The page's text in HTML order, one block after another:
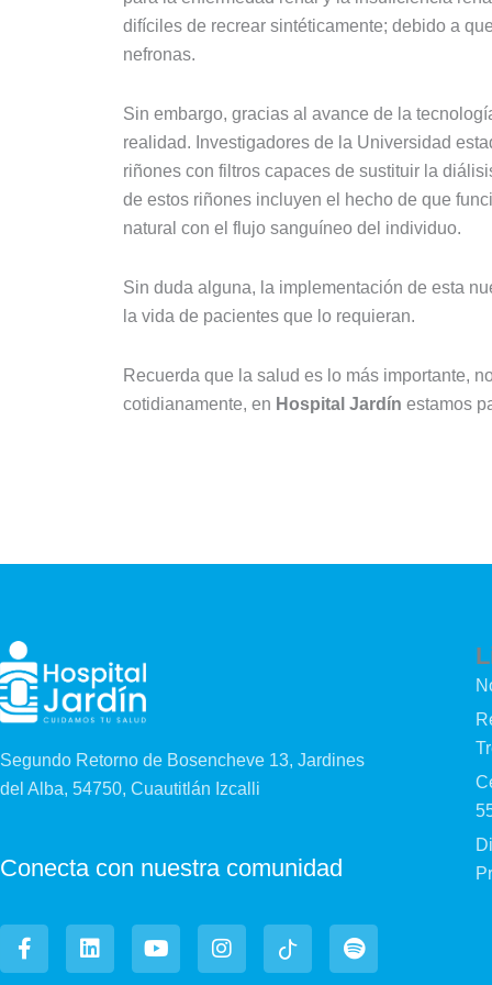
difíciles de recrear sintéticamente; debido a
nefronas.
Sin embargo, gracias al avance de la
realidad. Investigadores de la Universidad
riñones con filtros capaces de sustituir la
de estos riñones incluyen el hecho de que
natural con el flujo sanguíneo del individuo.
Sin duda alguna, la implementación de esta
la vida de pacientes que lo requieran.
Recuerda que la salud es lo más importante,
cotidianamente, en Hospital Jardín estamos
Segundo Retorno de Bosencheve 13, Jardines
del Alba, 54750, Cuautitlán Izcalli
Conecta con nuestra comunidad
a
c
e
i
n
k
o
u
t
n
s
t
c
o
n
p
o
t